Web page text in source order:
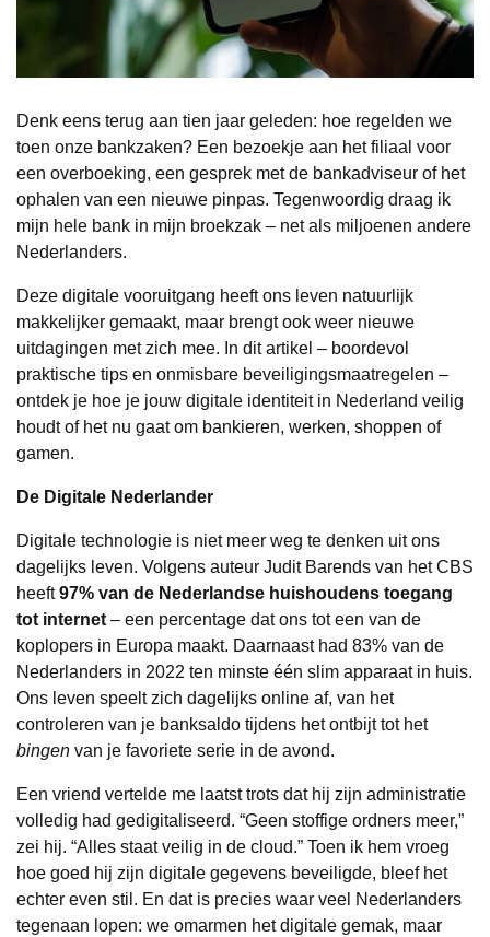
Denk eens terug aan tien jaar geleden: hoe regelden we
toen onze bankzaken? Een bezoekje aan het filiaal voor
een overboeking, een gesprek met de bankadviseur of het
ophalen van een nieuwe pinpas. Tegenwoordig draag ik
mijn hele bank in mijn broekzak – net als miljoenen andere
Nederlanders.
Deze digitale vooruitgang heeft ons leven natuurlijk
makkelijker gemaakt, maar brengt ook weer nieuwe
uitdagingen met zich mee. In dit artikel – boordevol
praktische tips en onmisbare beveiligingsmaatregelen –
ontdek je hoe je jouw digitale identiteit in Nederland veilig
houdt of het nu gaat om bankieren, werken, shoppen of
gamen.
De Digitale Nederlander
Digitale technologie is niet meer weg te denken uit ons
dagelijks leven. Volgens auteur Judit Barends van het CBS
heeft97% van de Nederlandse huishoudens toegang
tot internet – een percentage dat ons tot een van de
koplopers in Europa maakt. Daarnaast had 83% van de
Nederlanders in 2022 ten minste één slim apparaat in huis.
Ons leven speelt zich dagelijks online af, van het
controleren van je banksaldo tijdens het ontbijt tot het
bingen van je favoriete serie in de avond.
Een vriend vertelde me laatst trots dat hij zijn administratie
volledig had gedigitaliseerd. “Geen stoffige ordners meer,”
zei hij. “Alles staat veilig in de cloud.” Toen ik hem vroeg
hoe goed hij zijn digitale gegevens beveiligde, bleef het
echter even stil. En dat is precies waar veel Nederlanders
tegenaan lopen: we omarmen het digitale gemak, maar